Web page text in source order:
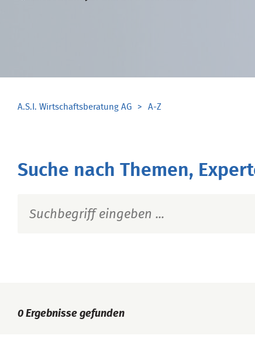
A.S.I. Wirtschaftsberatung AG A-Z
Suche nach Themen,
0 Ergebnisse gefunden